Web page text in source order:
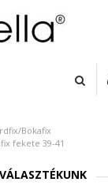
Bokafix
fekete 39-41
VÁLASZTÉKUNK